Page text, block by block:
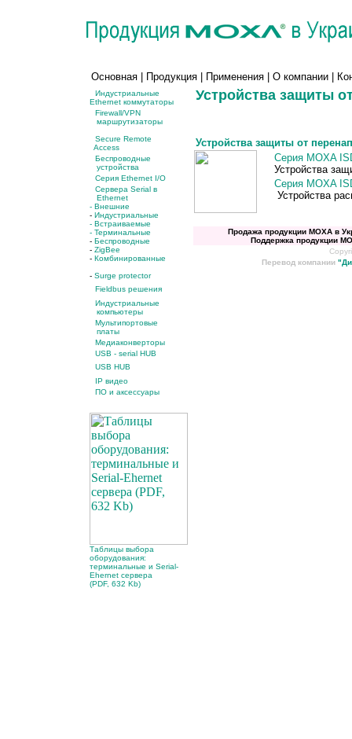
Основная Продукция Применения О компании
Индустриальные
Ethernet коммутаторы
Firewall/VPN
маршрутизаторы
Secure Remote
Access
Беспроводные
устройства
Серия Ethernet I/O
Сервера Serial в
Ethernet
- Внешние
- Индустриальные
- Встраиваемые
- Терминальные
- Беспроводные
- ZigBee
- Комбинированные
- Surge protector
Fieldbus решения
Индустриальные
компьютеры
Мультипортовые
платы
Медиаконверторы
USB - serial HUB
USB HUB
IP видео
ПО и аксессуары
Таблицы выбора
оборудования:
терминальные и Serial-
Ehernet сервера
(PDF, 632 Kb)
Устройства защиты
Устройства защиты от
Серия MOXA
Устройства
Серия MOXA
Устройства
Продажа продукции MOXA в
Поддержка продукции
Перевод компании "